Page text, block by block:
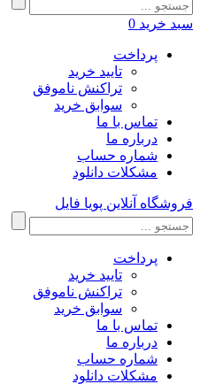
سبد خرید 0
پرداخت
تایید خرید
تراکنش ناموفق
سوابق خرید
تماس با ما
درباره ما
شماره حساب
مشکلات دانلود
فروشگاه آنلاین پویا فایل
پرداخت
تایید خرید
تراکنش ناموفق
سوابق خرید
تماس با ما
درباره ما
شماره حساب
مشکلات دانلود